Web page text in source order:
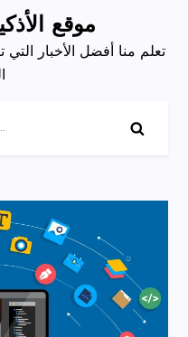
موقع
تعلم منا أفضل الأخبار